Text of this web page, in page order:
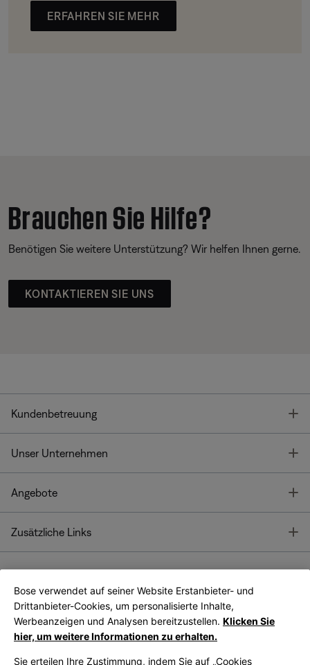
ERFAHREN SIE MEHR
Brauchen Sie Hilfe?
Benötigen Sie weitere Unterstützung? Wir helfen Ihnen gerne.
KONTAKTIEREN SIE UNS
Kundenbetreuung
Unser Unternehmen
Angebote
Zusätzliche Links
Bose App
Bose Connect
App
Bose verwendet auf seiner Website Erstanbieter- und
Drittanbieter-Cookies, um personalisierte Inhalte,
Werbeanzeigen und Analysen bereitzustellen. Klicken Sie
hier, um weitere Informationen zu erhalten.
Sie erteilen Ihre Zustimmung, indem Sie auf „Cookies